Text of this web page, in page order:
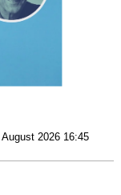
2026 16:45